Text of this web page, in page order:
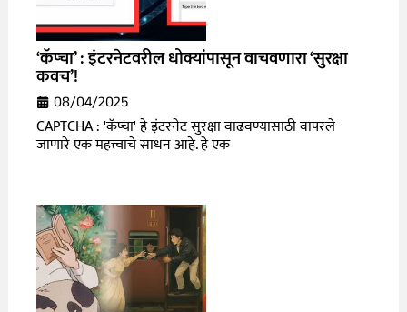
‘कॅप्चा’ : इंटरनेटवरील धोक्यांपासून वाचवणारा ‘सुरक्षा
कवच’!
08/04/2025
CAPTCHA : 'कॅप्चा' हे इंटरनेट सुरक्षा वाढवण्यासाठी वापरले
जाणारे एक महत्त्वाचे साधन आहे. हे एक